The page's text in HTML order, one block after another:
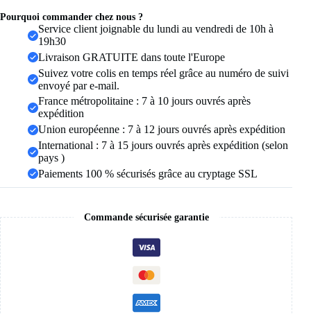
fleur
Vintage,
cadeaux
Pourquoi commander chez nous ?
Service client joignable du lundi au vendredi de 10h à
19h30
Livraison GRATUITE dans toute l'Europe
Suivez votre colis en temps réel grâce au numéro de suivi
envoyé par e-mail.
France métropolitaine : 7 à 10 jours ouvrés après
expédition
Union européenne : 7 à 12 jours ouvrés après expédition
International : 7 à 15 jours ouvrés après expédition (selon
pays )
Paiements 100 % sécurisés grâce au cryptage SSL
Commande sécurisée garantie